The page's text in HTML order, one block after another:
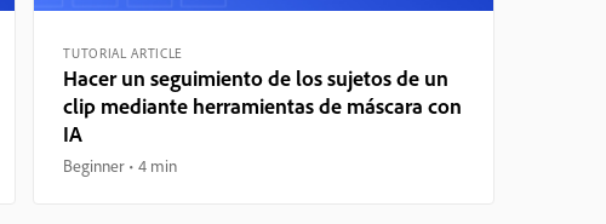
TUTORIAL ARTICLE
Hacer un seguimiento de los sujetos de un
clip mediante herramientas de máscara con
IA
Beginner 4 min